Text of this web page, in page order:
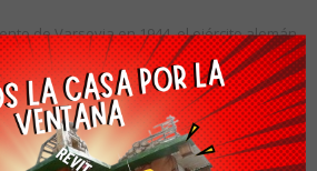
de Varsovia en 1944, el ejército alemán
la ciudad. Luego, lo que quedó en pie
los lanzallamas.
archivos históricos, iglesias y palacios